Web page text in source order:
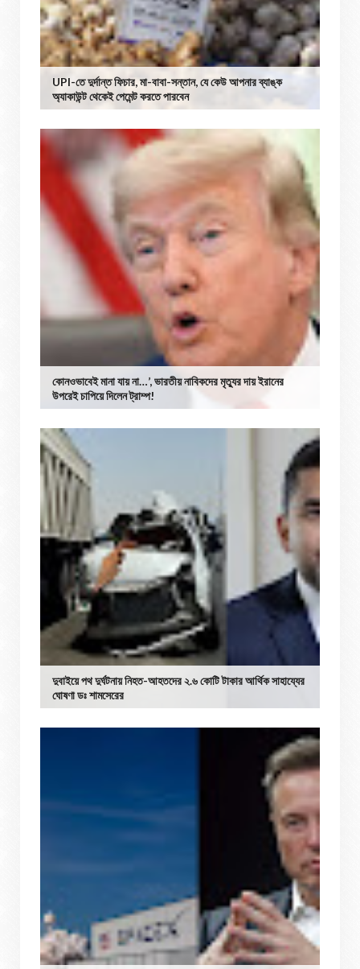
UPI-তে দুর্দান্ত ফিচার, মা-বাবা-সন্তান, যে কেউ আপনার ব্যাঙ্ক
অ্যাকাউন্ট থেকেই পেমেন্ট করতে পারবেন
কোনওভাবেই মানা যায় না…’, ভারতীয় নাবিকদের মৃত্যুর দায় ইরানের
উপরেই চাপিয়ে দিলেন ট্রাম্প!
দুবাইয়ে পথ দুর্ঘটনায় নিহত-আহতদের ২.৬ কোটি টাকার আর্থিক সাহায্যের
ঘোষণা ডঃ শামসেরের